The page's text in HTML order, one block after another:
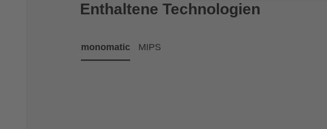
Enthaltene Technologien
monomatic MIPS